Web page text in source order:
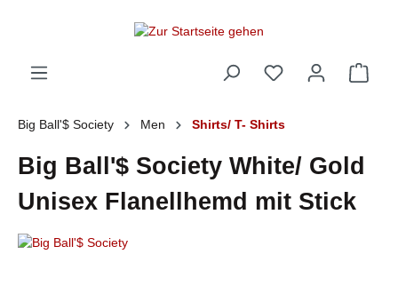
Big Ball'$ Society Men Shirts/ T- Shirts
Big Ball'$ Society White/ Gold
Unisex Flanellhemd mit Stick